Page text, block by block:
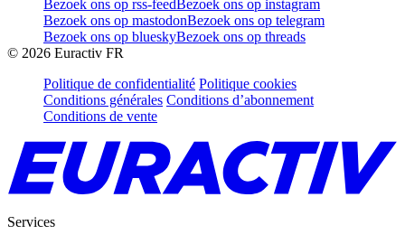
Bezoek ons op rss-feedBezoek ons op instagram
Bezoek ons op mastodonBezoek ons op telegram
Bezoek ons op blueskyBezoek ons op threads
© 2026 Euractiv FR
Politique de confidentialité Politique cookies
Conditions générales Conditions d’abonnement
Conditions de vente
Services